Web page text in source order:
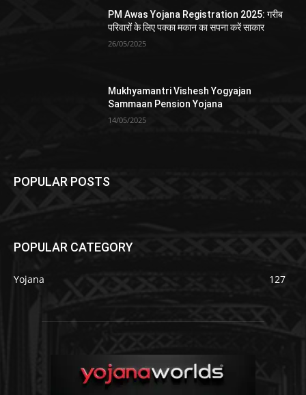
PM Awas Yojana Registration 2025: गरीब
परिवारों के लिए पक्का मकान का सपना करें साकार
26/05/2025
Mukhyamantri Vishesh Yogyajan
Sammaan Pension Yojana
14/05/2025
POPULAR POSTS
POPULAR CATEGORY
Yojana 127